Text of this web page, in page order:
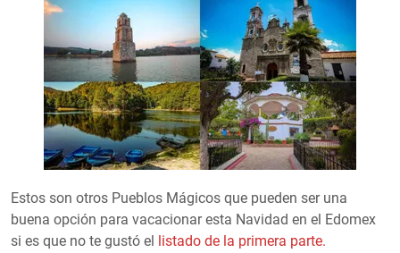
Estos son otros Pueblos Mágicos que pueden ser una
buena opción para vacacionar esta Navidad en el Edomex
si es que no te gustó el listado de la primera parte.